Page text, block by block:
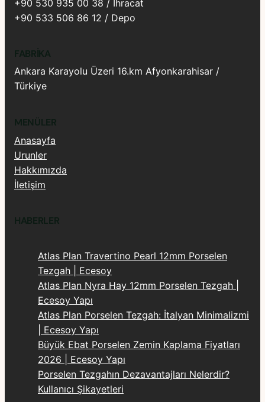
+90 530 935 00 38 / İhracat
+90 533 506 86 12 / Depo
FABRIKA
Ankara Karayolu Üzeri 16.km Afyonkarahisar /
Türkiye
MENÜLER
Anasayfa
Urunler
Hakkımızda
İletişim
HABERLER
Atlas Plan Travertino Pearl 12mm Porselen
Tezgah | Ecesoy
Atlas Plan Nyra Hay 12mm Porselen Tezgah |
Ecesoy Yapı
Atlas Plan Porselen Tezgah: İtalyan Minimalizmi
| Ecesoy Yapı
Büyük Ebat Porselen Zemin Kaplama Fiyatları
2026 | Ecesoy Yapı
Porselen Tezgahın Dezavantajları Nelerdir?
Kullanıcı Şikayetleri